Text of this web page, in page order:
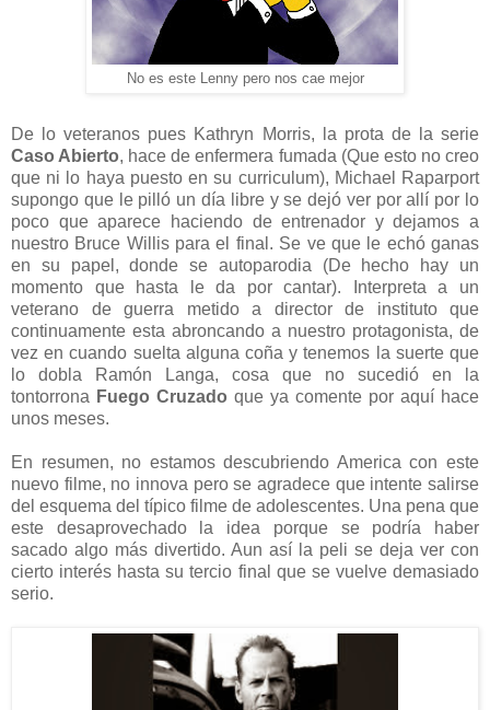
No es este Lenny pero nos cae mejor
De lo veteranos pues Kathryn Morris, la prota de la serie
Caso Abierto, hace de enfermera fumada (Que esto no creo
que ni lo haya puesto en su curriculum), Michael Raparport
supongo que le pilló un día libre y se dejó ver por allí por lo
poco que aparece haciendo de entrenador y dejamos a
nuestro Bruce Willis para el final. Se ve que le echó ganas
en su papel, donde se autoparodia (De hecho hay un
momento que hasta le da por cantar). Interpreta a un
veterano de guerra metido a director de instituto que
continuamente esta abroncando a nuestro protagonista, de
vez en cuando suelta alguna coña y tenemos la suerte que
lo dobla Ramón Langa, cosa que no sucedió en la
tontorrona Fuego Cruzado que ya comente por aquí hace
unos meses.
En resumen, no estamos descubriendo America con este
nuevo filme, no innova pero se agradece que intente salirse
del esquema del típico filme de adolescentes. Una pena que
este desaprovechado la idea porque se podría haber
sacado algo más divertido. Aun así la peli se deja ver con
cierto interés hasta su tercio final que se vuelve demasiado
serio.